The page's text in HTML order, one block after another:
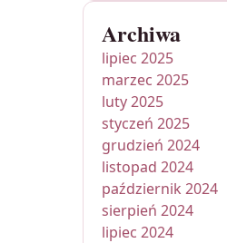
Archiwa
lipiec 2025
marzec 2025
luty 2025
styczeń 2025
grudzień 2024
listopad 2024
październik 2024
sierpień 2024
lipiec 2024